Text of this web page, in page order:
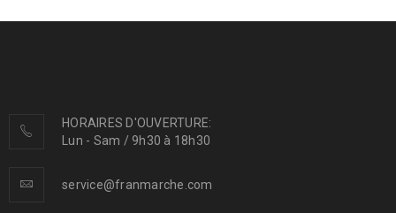
HORAIRES D'OUVERTURE:
Lun - Sam / 9h30 à 18h30
service@franmarche.com